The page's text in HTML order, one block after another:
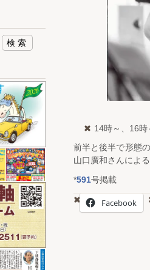
14時～、16
前半と後半で形態
山口廣和さんによ
*591号掲載
Facebook